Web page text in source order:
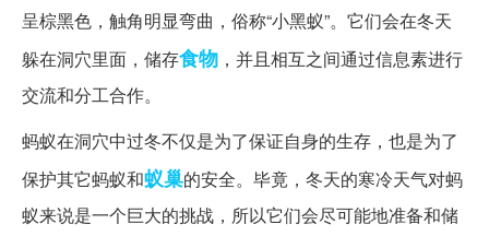
呈棕黑色，触角明显弯曲，俗称“小黑蚁”。它们会在冬天
躲在洞穴里面，储存食物 ，并且相互之间通过信息素进行
交流和分工合作。
蚂蚁在洞穴中过冬不仅是为了保证自身的生存，也是为了
保护其它蚂蚁和蚁巢的安全。毕竟，冬天的寒冷天气对蚂
蚁来说是一个巨大的挑战，所以它们会尽可能地准备和储